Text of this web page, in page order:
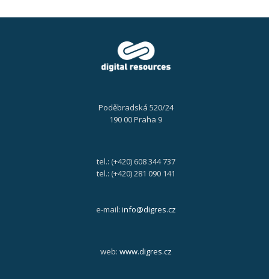
Poděbradská 520/24
190 00 Praha 9
tel.: (+420) 608 344 737
tel.: (+420) 281 090 141
e-mail: info@digres.cz
web: www.digres.cz